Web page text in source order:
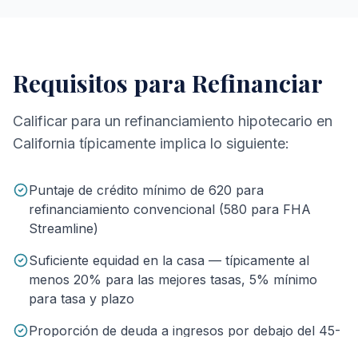
Requisitos para Refinanciar
Calificar para un refinanciamiento hipotecario en
California típicamente implica lo siguiente:
Puntaje de crédito mínimo de 620 para
refinanciamiento convencional (580 para FHA
Streamline)
Suficiente equidad en la casa — típicamente al
menos 20% para las mejores tasas, 5% mínimo
para tasa y plazo
Proporción de deuda a ingresos por debajo del 45-